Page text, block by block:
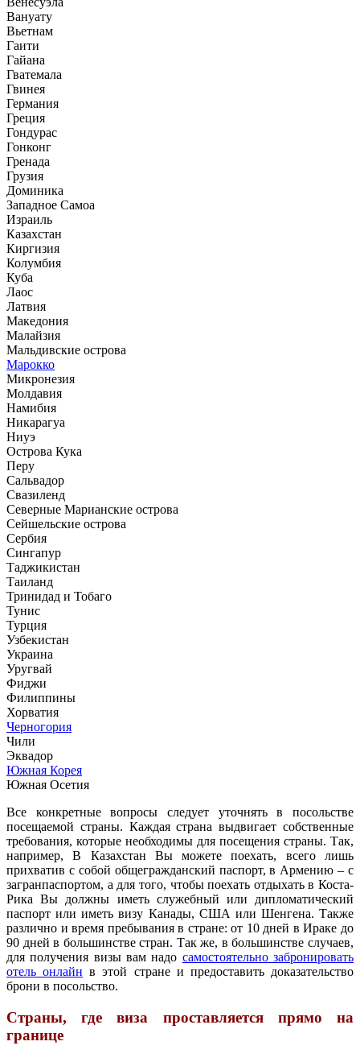
Вануату
Вьетнам
Гаити
Гайана
Гватемала
Гвинея
Германия
Греция
Гондурас
Гонконг
Гренада
Грузия
Доминика
Западное Самоа
Израиль
Казахстан
Киргизия
Колумбия
Куба
Лаос
Латвия
Македония
Малайзия
Мальдивские острова
Марокко
Микронезия
Молдавия
Намибия
Никарагуа
Ниуэ
Острова Кука
Перу
Сальвадор
Свазиленд
Северные Марианские острова
Сейшельские острова
Сербия
Сингапур
Таджикистан
Таиланд
Тринидад и Тобаго
Тунис
Турция
Узбекистан
Украина
Уругвай
Фиджи
Филиппины
Хорватия
Черногория
Чили
Эквадор
Южная Корея
Южная Осетия
Все конкретные вопросы следует уточнять в посольстве
посещаемой страны. Каждая страна выдвигает собственные
требования, которые необходимы для посещения страны. Так,
например, В Казахстан Вы можете поехать, всего лишь
прихватив с собой общегражданский паспорт, в Армению – с
загранпаспортом, а для того, чтобы поехать отдыхать в Коста-
Рика Вы должны иметь служебный или дипломатический
паспорт или иметь визу Канады, США или Шенгена. Также
различно и время пребывания в стране: от 10 дней в Ираке до
90 дней в большинстве стран. Так же, в большинстве случаев,
для получения визы вам надо самостоятельно забронировать
отель онлайн в этой стране и предоставить доказательство
брони в посольство.
Страны, где виза проставляется прямо на
границе